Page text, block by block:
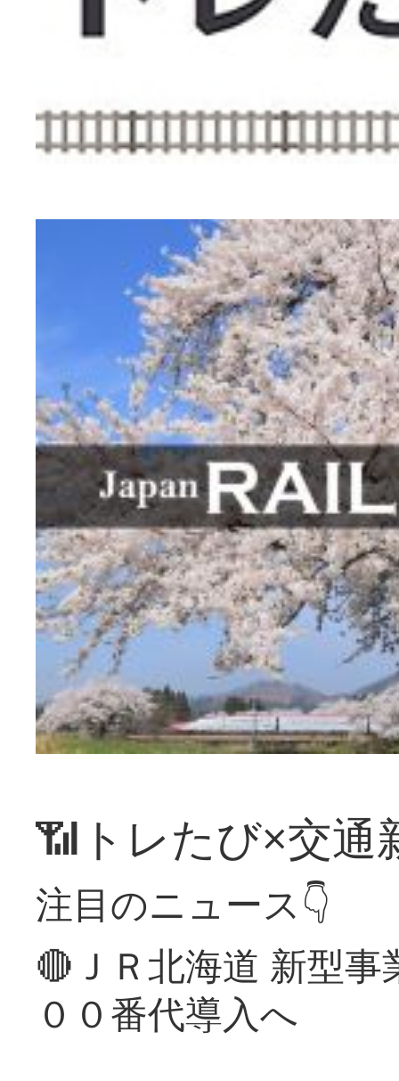
📶トレたび×交通
注目のニュース👇
🔴ＪＲ北海道 新型
００番代導入へ